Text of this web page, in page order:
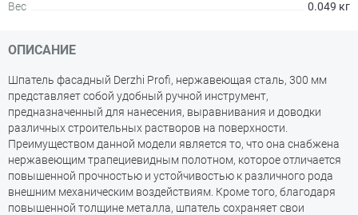
Вес
0.049 кг
ОПИСАНИЕ
Шпатель фасадный Derzhi Profi, нержавеющая сталь, 300 мм
представляет собой удобный ручной инструмент,
предназначенный для нанесения, выравнивания и доводки
различных строительных растворов на поверхности.
Преимуществом данной модели является то, что она снабжена
нержавеющим трапециевидным полотном, которое отличается
повышенной прочностью и устойчивостью к различного рода
внешним механическим воздействиям. Кроме того, благодаря
повышенной толщине металла, шпатель сохраняет свои